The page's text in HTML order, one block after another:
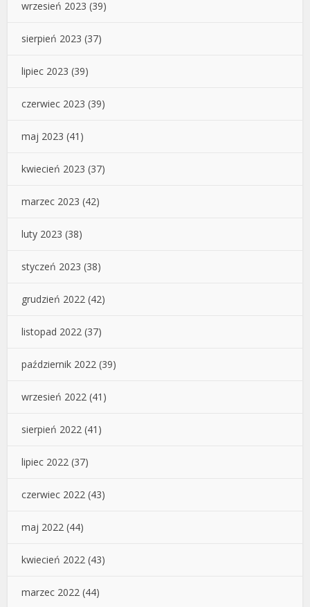
wrzesień 2023 (39)
sierpień 2023 (37)
lipiec 2023 (39)
czerwiec 2023 (39)
maj 2023 (41)
kwiecień 2023 (37)
marzec 2023 (42)
luty 2023 (38)
styczeń 2023 (38)
grudzień 2022 (42)
listopad 2022 (37)
październik 2022 (39)
wrzesień 2022 (41)
sierpień 2022 (41)
lipiec 2022 (37)
czerwiec 2022 (43)
maj 2022 (44)
kwiecień 2022 (43)
marzec 2022 (44)